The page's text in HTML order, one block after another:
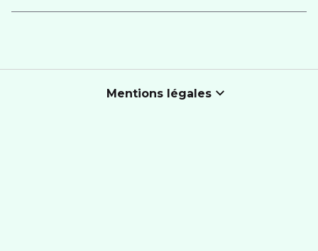
Mentions légales